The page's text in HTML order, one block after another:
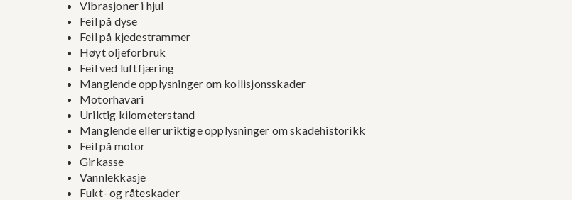
Vibrasjoner i hjul
Feil på dyse
Feil på kjedestrammer
Høyt oljeforbruk
Feil ved luftfjæring
Manglende opplysninger om kollisjonsskader
Motorhavari
Uriktig kilometerstand
Manglende eller uriktige opplysninger om skadehistorikk
Feil på motor
Girkasse
Vannlekkasje
Fukt- og råteskader